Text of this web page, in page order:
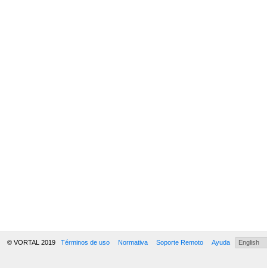
© VORTAL 2019 Términos de uso Normativa Soporte Remoto Ayuda